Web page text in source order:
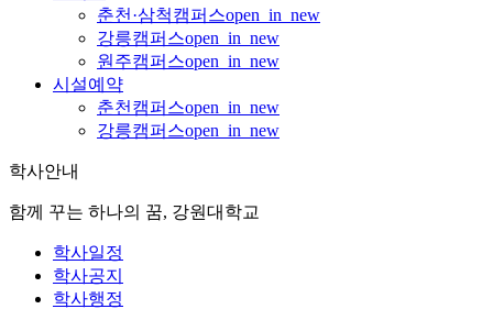
춘천·삼척캠퍼스open_in_new
강릉캠퍼스open_in_new
원주캠퍼스open_in_new
시설예약
춘천캠퍼스open_in_new
강릉캠퍼스open_in_new
학사안내
함께 꾸는 하나의 꿈, 강원대학교
학사일정
학사공지
학사행정